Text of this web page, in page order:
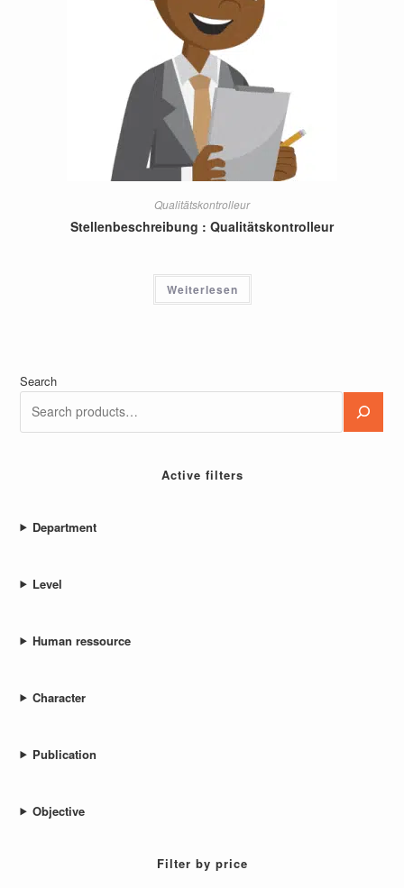
Qualitätskontrolleur
Stellenbeschreibung : Qualitätskontrolleur
Weiterlesen
Search
Active filters
Department
Level
Human ressource
Character
Publication
Objective
Filter by price